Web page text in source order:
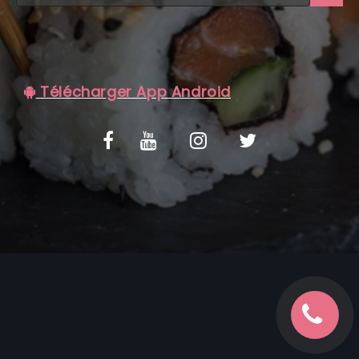
C.G.V
Télécharger App Android